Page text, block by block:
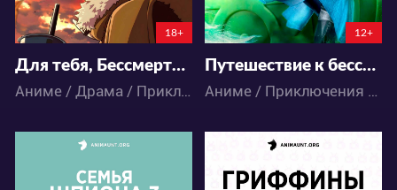
18+
Для тебя, Бессмертный 3
Аниме / Драма / Приключения / Паранормальное / Сёнэн
12+
Путешествие к бессмертию 4
Аниме / Приключения / Фэнтези / Экшен